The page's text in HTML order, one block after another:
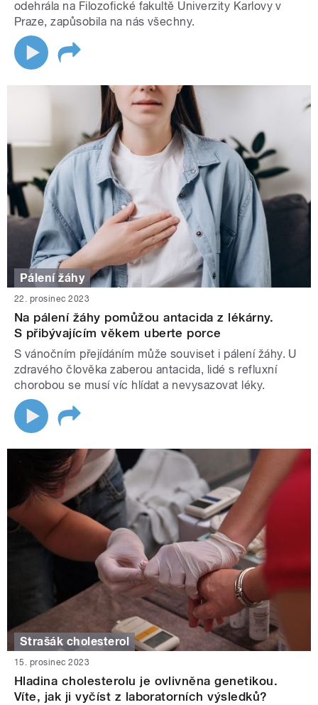
odehrála na Filozofické fakultě Univerzity Karlovy v
Praze, zapůsobila na nás všechny.
Pálení žáhy
22. prosinec 2023
Na pálení žáhy pomůžou antacida z lékárny.
S přibývajícím věkem uberte porce
S vánočním přejídáním může souviset i pálení žáhy. U
zdravého člověka zaberou antacida, lidé s refluxní
chorobou se musí víc hlídat a nevysazovat léky.
Strašák cholesterol
15. prosinec 2023
Hladina cholesterolu je ovlivněna genetikou.
Víte, jak ji vyčíst z laboratorních výsledků?